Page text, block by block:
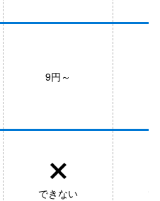
9円～
×
できない